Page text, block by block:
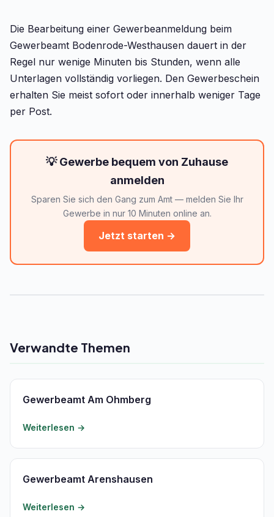
Die Bearbeitung einer Gewerbeanmeldung beim
Gewerbeamt Bodenrode-Westhausen dauert in der
Regel nur wenige Minuten bis Stunden, wenn alle
Unterlagen vollständig vorliegen. Den Gewerbeschein
erhalten Sie meist sofort oder innerhalb weniger Tage
per Post.
💡 Gewerbe bequem von Zuhause
anmelden
Sparen Sie sich den Gang zum Amt — melden Sie Ihr
Gewerbe in nur 10 Minuten online an.
Jetzt starten →
Verwandte Themen
Gewerbeamt Am Ohmberg
Weiterlesen →
Gewerbeamt Arenshausen
Weiterlesen →